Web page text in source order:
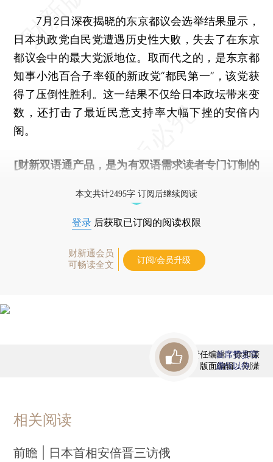
7月2日深夜揭晓的东京都议会选举结果显示，
日本执政党自民党遭遇历史性大败，失去了在东京
都议会中的最大党派地位。取而代之的，是东京都
知事小池百合子率领的新政党“都民第一”，该党获
得了压倒性胜利。这一结果不仅给日本政坛带来变
数，还打击了最近民意支持率大幅下挫的安倍内
阁。
[财新双语通产品，是为有双语需求读者专门订制的
本文共计2495字 订阅后继续阅读
登录 后获取已订阅的阅读权限
财新通会员
可畅读全文
订阅/会员升级
责任编辑：徐和谦
版面编辑：刘潇
首席赞赏官
虚位以待
相关阅读
前瞻 | 日本首相安倍晋三访俄